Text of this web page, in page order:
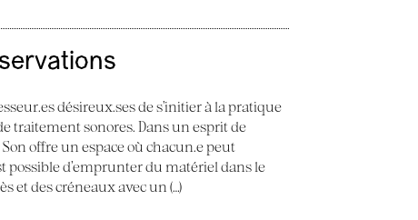
désireux.ses de s’initier à la pratique
traitement sonores. Dans un esprit de
offre un espace où chacun.e peut
possible d’emprunter du matériel dans le
et des créneaux avec un (…)